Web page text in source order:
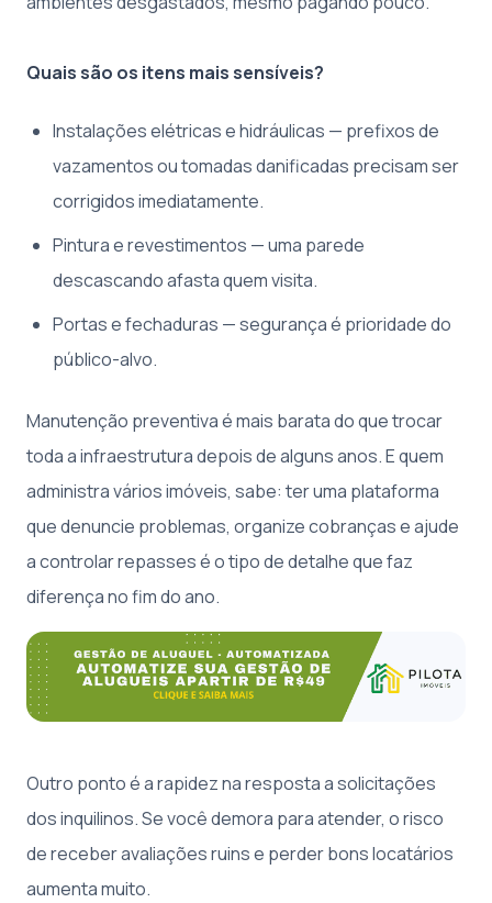
Quais são os itens mais sensíveis?
Instalações elétricas e hidráulicas — prefixos de
vazamentos ou tomadas danificadas precisam ser
corrigidos imediatamente.
Pintura e revestimentos — uma parede
descascando afasta quem visita.
Portas e fechaduras — segurança é prioridade do
público-alvo.
Manutenção preventiva é mais barata do que trocar
toda a infraestrutura depois de alguns anos. E quem
administra vários imóveis, sabe: ter uma plataforma
que denuncie problemas, organize cobranças e ajude
a controlar repasses é o tipo de detalhe que faz
diferença no fim do ano.
Outro ponto é a rapidez na resposta a solicitações
dos inquilinos. Se você demora para atender, o risco
de receber avaliações ruins e perder bons locatários
aumenta muito.